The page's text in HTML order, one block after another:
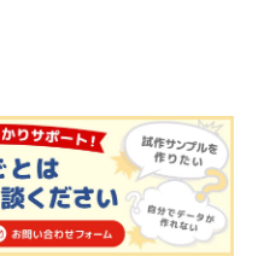
で、短納期・小ロットでの対応が可
能です。グッズ制作の専門スタッフ
がしっかりサポートいたしますの
で、ご不明点がありましたらお気軽
にご相談ください。